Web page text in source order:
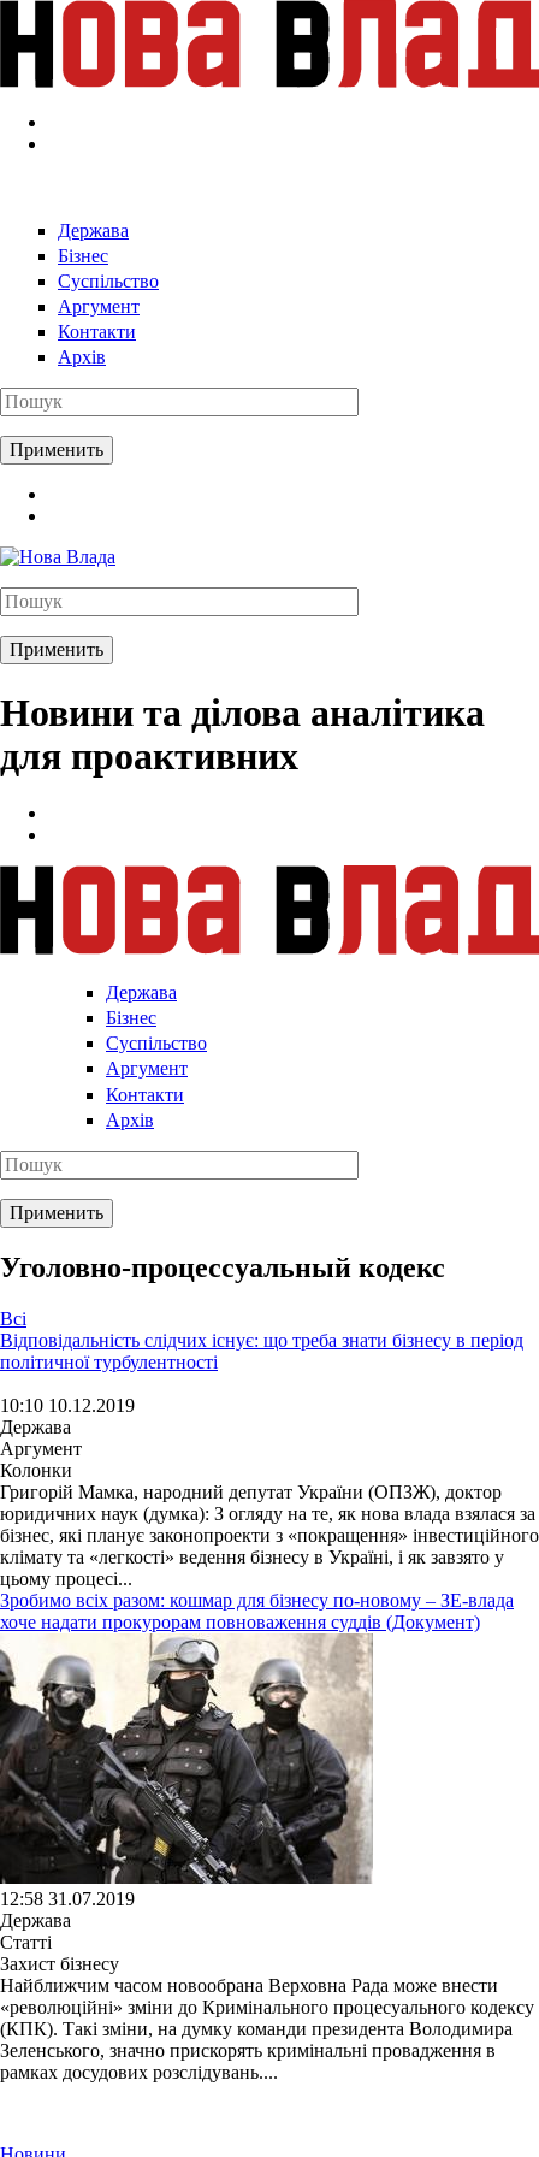
Перейти к основному содержанию
Держава
Бізнес
Суспільство
Аргумент
Контакти
Архів
Новини та ділова аналітика
для проактивних
Держава
Бізнес
Суспільство
Аргумент
Контакти
Архів
Уголовно-процессуальный кодекс
Всі
Відповідальність слідчих існує: що треба знати бізнесу в період
політичної турбулентності
10:10 10.12.2019
Держава
Аргумент
Колонки
Григорій Мамка, народний депутат України (ОПЗЖ), доктор
юридичних наук (думка): З огляду на те, як нова влада взялася за
бізнес, які планує законопроекти з «покращення» інвестиційного
клімату та «легкості» ведення бізнесу в Україні, і як завзято у
цьому процесі...
Зробимо всіх разом: кошмар для бізнесу по-новому – ЗЕ-влада
хоче надати прокурорам повноваження суддів (Документ)
12:58 31.07.2019
Держава
Статті
Захист бізнесу
Найближчим часом новообрана Верховна Рада може внести
«революційні» зміни до Кримінального процесуального кодексу
(КПК). Такі зміни, на думку команди президента Володимира
Зеленського, значно прискорять кримінальні провадження в
рамках досудових розслідувань....